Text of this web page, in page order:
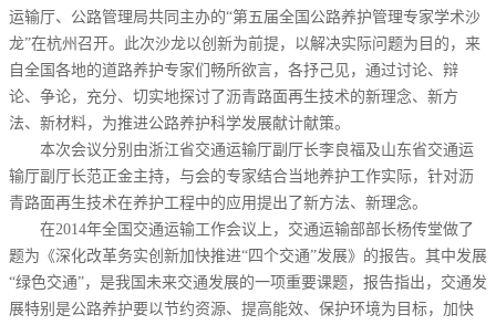
运输厅、公路管理局共同主办的“第五届全国公路养护管理专家学术沙
龙”在杭州召开。此次沙龙以创新为前提，以解决实际问题为目的，来
自全国各地的道路养护专家们畅所欲言，各抒己见，通过讨论、辩
论、争论，充分、切实地探讨了沥青路面再生技术的新理念、新方
法、新材料，为推进公路养护科学发展献计献策。
本次会议分别由浙江省交通运输厅副厅长李良福及山东省交通运
输厅副厅长范正金主持，与会的专家结合当地养护工作实际，针对沥
青路面再生技术在养护工程中的应用提出了新方法、新理念。
在2014年全国交通运输工作会议上，交通运输部部长杨传堂做了
题为《深化改革务实创新加快推进“四个交通”发展》的报告。其中发展
“绿色交通”，是我国未来交通发展的一项重要课题，报告指出，交通发
展特别是公路养护要以节约资源、提高能效、保护环境为目标，加快